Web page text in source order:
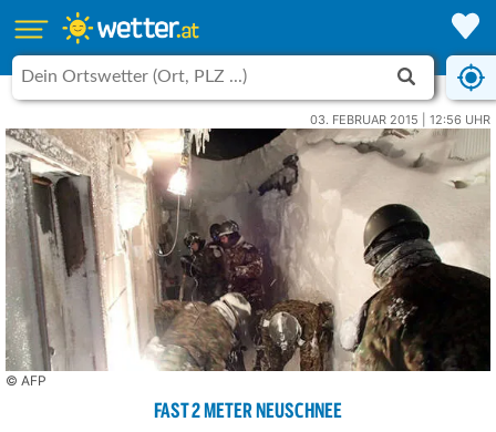
03. FEBRUAR 2015 | 12:56 UHR
© AFP
FAST 2 METER NEUSCHNEE